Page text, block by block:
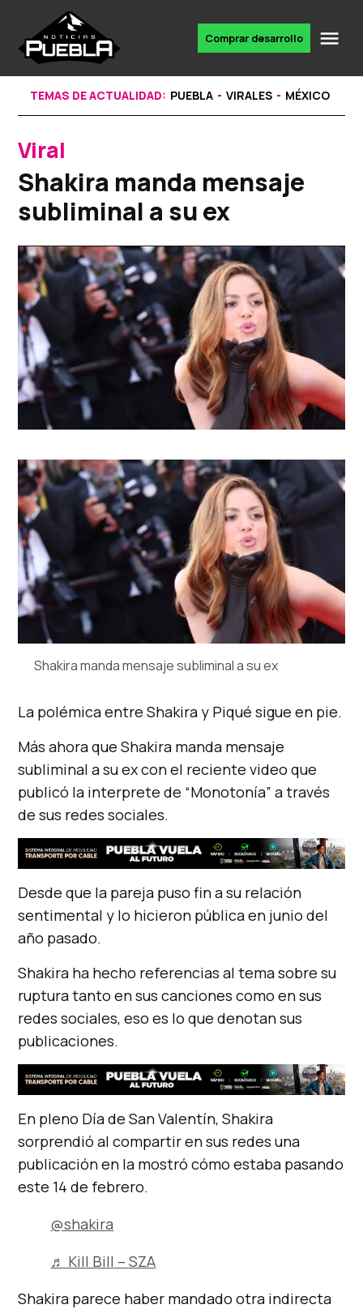
content
noticias
Comprar desarrollo
TEMAS DE ACTUALIDAD: PUEBLA VIRALES MÉXICO
POSTED
IN
Viral
Shakira manda mensaje
subliminal a su ex
Shakira manda mensaje subliminal a su ex
La polémica entre Shakira y Piqué sigue en pie.
Más ahora que Shakira manda mensaje
subliminal a su ex con el reciente video que
publicó la interprete de “Monotonía” a través
de sus redes sociales.
Desde que la pareja puso fin a su relación
sentimental y lo hicieron pública en junio del
año pasado.
Shakira ha hecho referencias al tema sobre su
ruptura tanto en sus canciones como en sus
redes sociales, eso es lo que denotan sus
publicaciones.
En pleno Día de San Valentín, Shakira
sorprendió al compartir en sus redes una
publicación en la mostró cómo estaba pasando
este 14 de febrero.
@shakira
♬ Kill Bill – SZA
Shakira parece haber mandado otra indirecta